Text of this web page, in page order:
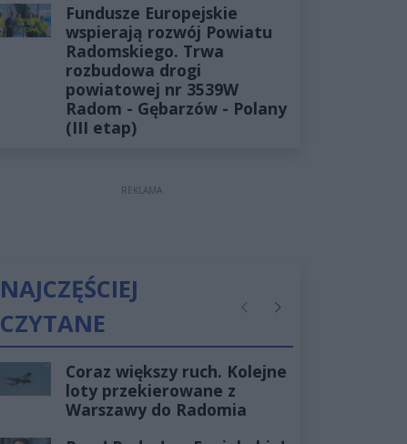
Fundusze Europejskie
wspierają rozwój Powiatu
Radomskiego. Trwa
rozbudowa drogi
powiatowej nr 3539W
Radom - Gębarzów - Polany
(III etap)
REKLAMA
NAJCZĘŚCIEJ
CZYTANE
PoprzednieNastępne
Coraz większy ruch. Kolejne
loty przekierowane z
Warszawy do Radomia